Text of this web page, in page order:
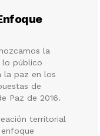
la
lo público
la paz en los
de
Paz de 2016.
territorial